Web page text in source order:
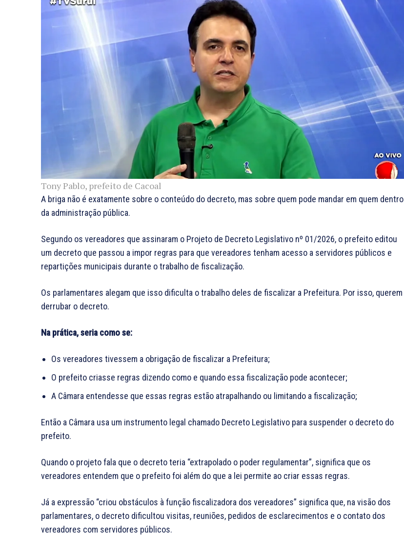
Tony Pablo, prefeito de Cacoal
A briga não é exatamente sobre o conteúdo do decreto, mas sobre quem pode mandar em quem dentro
da administração pública.
Segundo os vereadores que assinaram o Projeto de Decreto Legislativo nº 01/2026, o prefeito editou
um decreto que passou a impor regras para que vereadores tenham acesso a servidores públicos e
repartições municipais durante o trabalho de fiscalização.
Os parlamentares alegam que isso dificulta o trabalho deles de fiscalizar a Prefeitura. Por isso, querem
derrubar o decreto.
Na prática, seria como se:
Os vereadores tivessem a obrigação de fiscalizar a Prefeitura;
O prefeito criasse regras dizendo como e quando essa fiscalização pode acontecer;
A Câmara entendesse que essas regras estão atrapalhando ou limitando a fiscalização;
Então a Câmara usa um instrumento legal chamado Decreto Legislativo para suspender o decreto do
prefeito.
Quando o projeto fala que o decreto teria “extrapolado o poder regulamentar”, significa que os
vereadores entendem que o prefeito foi além do que a lei permite ao criar essas regras.
Já a expressão “criou obstáculos à função fiscalizadora dos vereadores” significa que, na visão dos
parlamentares, o decreto dificultou visitas, reuniões, pedidos de esclarecimentos e o contato dos
vereadores com servidores públicos.